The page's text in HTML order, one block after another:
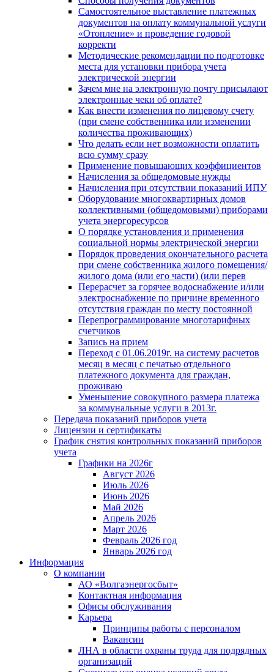
Самостоятельное выставление платежных
документов на оплату коммунальной услуги
«Отопление» и проведение годовой
корректи
Методические рекомендации по подготовке
места для установки прибора учета
электрической энергии
Зачем мне на электронную почту присылают
электронные чеки об оплате?
Как внести изменения по лицевому счету
(при смене собственника или изменении
количества проживающих)
Что делать если нет возможности оплатить
всю сумму сразу
Применение повышающих коэффициентов
Начисления за общедомовые нужды
Начисления при отсутствии показаний ИПУ
Оборудование многоквартирных домов
коллективными (общедомовыми) приборами
учета энергоресурсов
О порядке установления и применения
социальной нормы электрической энергии
Порядок проведения окончательного расчета
при смене собственника жилого помещения/
жилого дома (или его части) (или перев
Перерасчет за горячее водоснабжение и/или
электроснабжение по причине временного
отсутствия граждан по месту постоянной
Перепрограммирование многотарифных
счетчиков
Запись на прием
Переход с 01.06.2019г. на систему расчетов
месяц в месяц с печатью отдельного
платежного документа для граждан,
проживаю
Уменьшение совокупного размера платежа
за коммунальные услуги в 2013г.
Передача показаний приборов учета
Лицензии и сертификаты
График снятия контрольных показаний приборов
учета
Графики на 2026г
Август 2026
Июль 2026
Июнь 2026
Май 2026
Апрель 2026
Март 2026
Февраль 2026 год
Январь 2026 год
Информация
О компании
АО «Волгаэнергосбыт»
Контактная информация
Офисы обслуживания
Карьера
Принципы работы с персоналом
Вакансии
ЛНА в области охраны труда для подрядных
организаций